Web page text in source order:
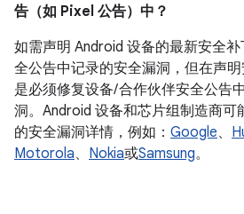
告（如 Pixel 公告）中？
如需声明 Android 设备的最新安全
全公告中记录的安全漏洞，但在声
是必须修复设备/ 合作伙伴安全公告
洞。Android 设备和芯片组制造商可
的安全漏洞详情，例如： Google、
Motorola、 Nokia或Samsung。